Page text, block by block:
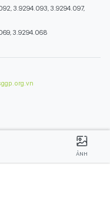
3.9294.093, 3.9294.097,
3.9294.068
ẢNH